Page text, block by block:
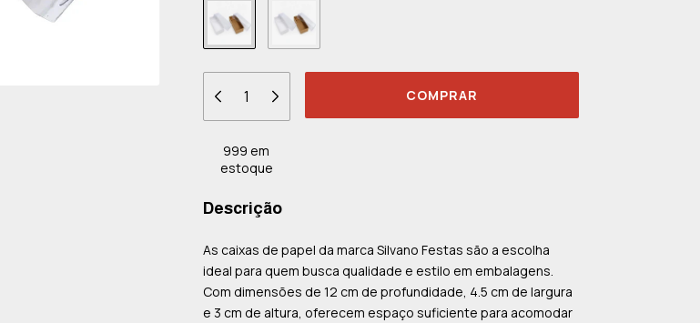
999 em
estoque
Descrição
As caixas de papel da marca Silvano Festas são a escolha
ideal para quem busca qualidade e estilo em embalagens.
Com dimensões de 12 cm de profundidade, 4.5 cm de largura
e 3 cm de altura, oferecem espaço suficiente para acomodar